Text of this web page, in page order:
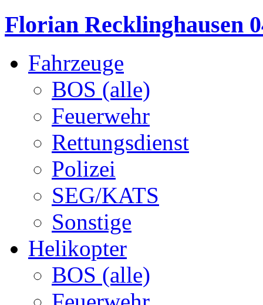
Florian Recklinghausen
Fahrzeuge
BOS (alle)
Feuerwehr
Rettungsdienst
Polizei
SEG/KATS
Sonstige
Helikopter
BOS (alle)